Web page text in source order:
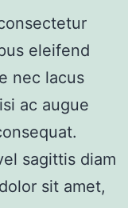
eleifend
nec lacus
ac augue
sagittis diam
sit amet,